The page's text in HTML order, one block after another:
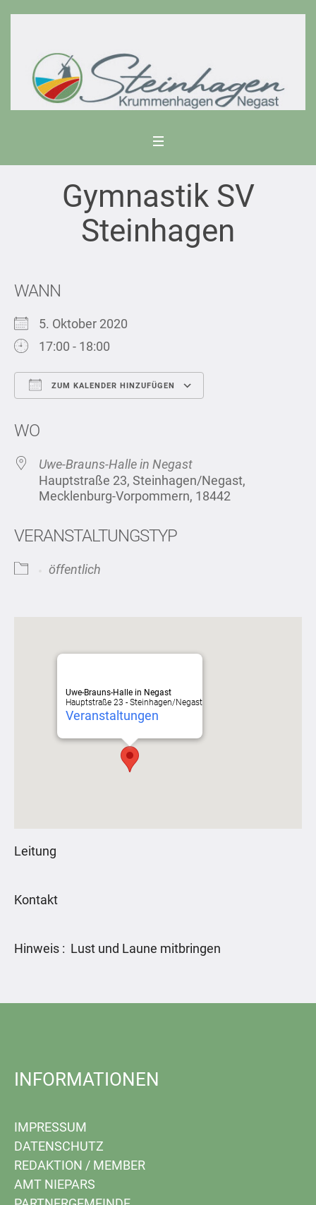
Gymnastik SV
Steinhagen
WANN
5. Oktober 2020
17:00 - 18:00
ZUM KALENDER HINZUFÜGEN
WO
Uwe-Brauns-Halle in Negast
Hauptstraße 23, Steinhagen/Negast,
Mecklenburg-Vorpommern, 18442
VERANSTALTUNGSTYP
öffentlich
Uwe-Brauns-Halle in Negast
Hauptstraße 23 - Steinhagen/Negast
Veranstaltungen
Leitung
Kontakt
Hinweis : Lust und Laune mitbringen
INFORMATIONEN
IMPRESSUM
DATENSCHUTZ
REDAKTION / MEMBER
AMT NIEPARS